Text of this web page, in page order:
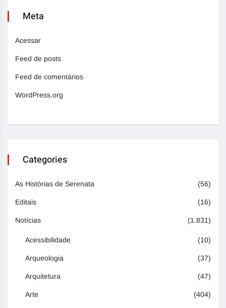
Meta
Acessar
Feed de posts
Feed de comentários
WordPress.org
Categories
As Histórias de Serenata (56)
Editais (16)
Notícias (1.831)
Acessibilidade (10)
Arqueologia (37)
Arquitetura (47)
Arte (404)